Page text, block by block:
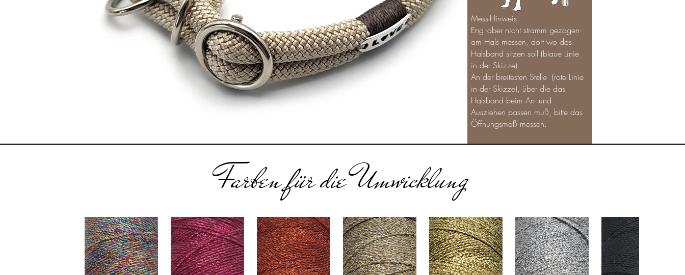
Mess-Hinweis:
Eng -aber nicht stramm gezogen-
am Hals messen, dort wo das
Halsband sitzen soll (blaue Linie
in der Skizze).
An der breitesten Stelle (rote Linie
in der Skizze), über die das
Halsband beim An- und
Ausziehen passen muß, bitte das
Öffnungsmaß messen.
Farben für die Umwicklung